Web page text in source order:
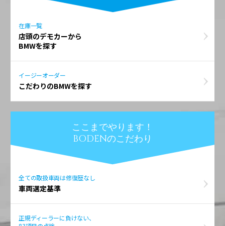
在庫一覧
店頭のデモカーから
BMWを探す
イージーオーダー
こだわりのBMWを探す
ここまでやります！
BODENのこだわり
全ての取扱車両は修復歴なし
車両選定基準
正規ディーラーに負けない、